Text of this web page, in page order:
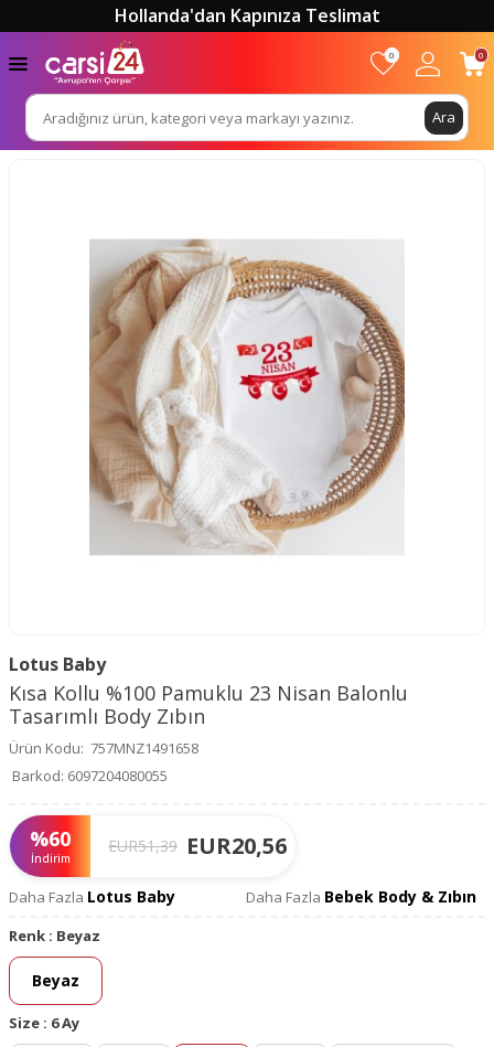
Hollanda'dan Kapınıza Teslimat
Ara
0 0
Lotus Baby
Kısa Kollu %100 Pamuklu 23 Nisan Balonlu
Tasarımlı Body Zıbın
Ürün Kodu: 757MNZ1491658
Barkod: 6097204080055
%60
İndirim
EUR51,39 EUR20,56
Daha Fazla Lotus Baby Daha Fazla Bebek Body & Zıbın
Renk : Beyaz
Beyaz
Size : 6 Ay